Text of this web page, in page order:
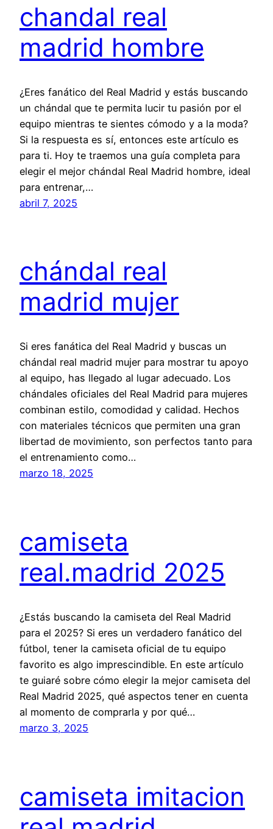
chandal real
madrid hombre
¿Eres fanático del Real Madrid y estás buscando
un chándal que te permita lucir tu pasión por el
equipo mientras te sientes cómodo y a la moda?
Si la respuesta es sí, entonces este artículo es
para ti. Hoy te traemos una guía completa para
elegir el mejor chándal Real Madrid hombre, ideal
para entrenar,…
abril 7, 2025
chándal real
madrid mujer
Si eres fanática del Real Madrid y buscas un
chándal real madrid mujer para mostrar tu apoyo
al equipo, has llegado al lugar adecuado. Los
chándales oficiales del Real Madrid para mujeres
combinan estilo, comodidad y calidad. Hechos
con materiales técnicos que permiten una gran
libertad de movimiento, son perfectos tanto para
el entrenamiento como…
marzo 18, 2025
camiseta
real.madrid 2025
¿Estás buscando la camiseta del Real Madrid
para el 2025? Si eres un verdadero fanático del
fútbol, tener la camiseta oficial de tu equipo
favorito es algo imprescindible. En este artículo
te guiaré sobre cómo elegir la mejor camiseta del
Real Madrid 2025, qué aspectos tener en cuenta
al momento de comprarla y por qué…
marzo 3, 2025
camiseta imitacion